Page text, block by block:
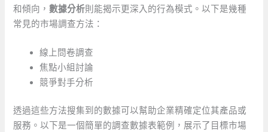
和傾向，數據分析則能揭示更深入的行為模式。以下是幾種
常見的市場調查方法：
線上問卷調查
焦點小組討論
競爭對手分析
透過這些方法搜集到的數據可以幫助企業精確定位其產品或
服務。以下是一個簡單的調查數據表範例，展示了目標市場